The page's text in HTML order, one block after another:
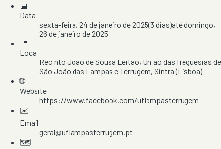
📅
Data
sexta-feira, 24 de janeiro de 2025(3 dias)atédomingo,
26 de janeiro de 2025
📍
Local
Recinto João de Sousa Leitão, União das freguesias de
São João das Lampas e Terrugem, Sintra(Lisboa)
🌐
Website
https://www.facebook.com/uflampasterrugem
✉️
Email
geral@uflampasterrugem.pt
🗺️